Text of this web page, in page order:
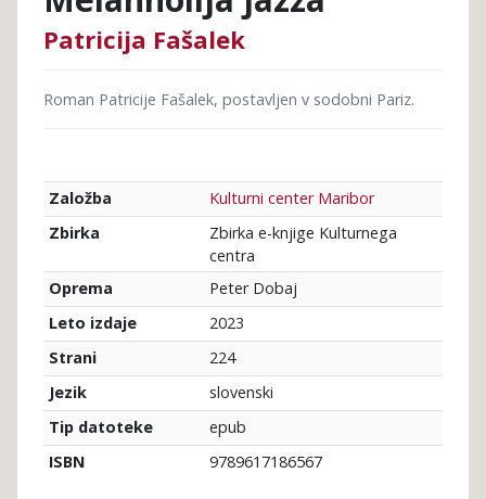
Patricija Fašalek
Roman Patricije Fašalek, postavljen v sodobni Pariz.
Založba
Kulturni center Maribor
Zbirka
Zbirka e-knjige Kulturnega
centra
Oprema
Peter Dobaj
Leto izdaje
2023
Strani
224
Jezik
slovenski
Tip datoteke
epub
ISBN
9789617186567